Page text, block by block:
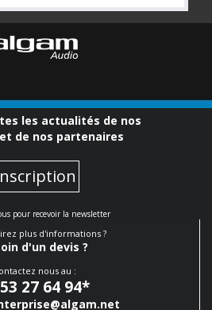
les actualités de nos
de nos partenaires
pour recevoir la newsletter
plus d'informations ?
d'un devis ?
nous au :
27 64 94*